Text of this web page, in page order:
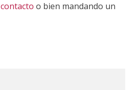
contacto o bien mandando un